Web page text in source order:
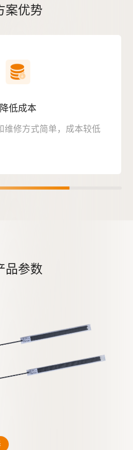
案优势
降低成本
维修方式简单，成本较低
品参数